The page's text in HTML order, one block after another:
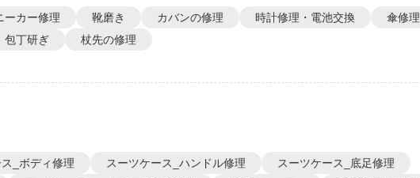
ーカー修理 靴磨き カバンの修理 時計修理・電池交換 傘修理
包丁研ぎ
杖先の修理
_ボディ修理 スーツケース_ハンドル修理
スーツケース_底足修理